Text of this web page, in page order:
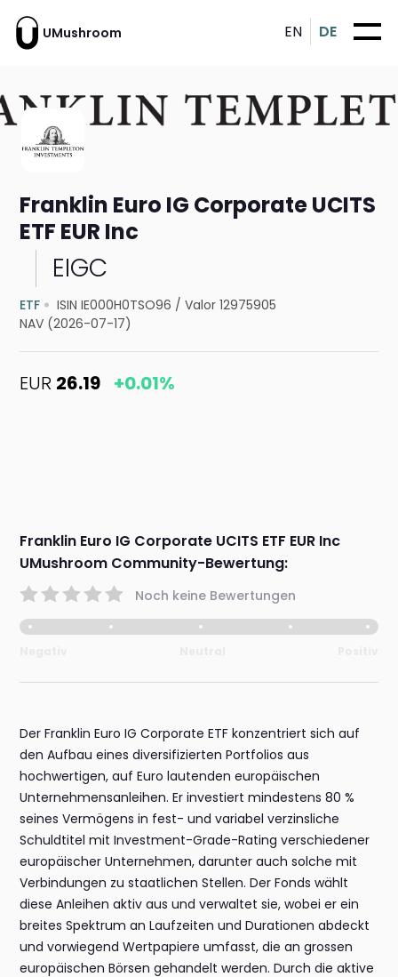
UMushroom EN DE
Franklin Euro IG Corporate UCITS
ETF EUR Inc
EIGC
ETF ISIN IE000H0TSO96 /Valor 12975905
NAV (2026-07-17)
EUR 26.19 +0.01%
Franklin Euro IG Corporate UCITS ETF EUR Inc
UMushroom Community-Bewertung:
Noch keine Bewertungen
Der Franklin Euro IG Corporate ETF konzentriert sich auf
den Aufbau eines diversifizierten Portfolios aus
hochwertigen, auf Euro lautenden europäischen
Unternehmensanleihen. Er investiert mindestens 80 %
seines Vermögens in fest- und variabel verzinsliche
Schuldtitel mit Investment-Grade-Rating verschiedener
europäischer Unternehmen, darunter auch solche mit
Verbindungen zu staatlichen Stellen. Der Fonds wählt
diese Anleihen aktiv aus und verwaltet sie, wobei er ein
breites Spektrum an Laufzeiten und Durationen abdeckt
und vorwiegend Wertpapiere umfasst, die an grossen
europäischen Börsen gehandelt werden. Durch die aktive